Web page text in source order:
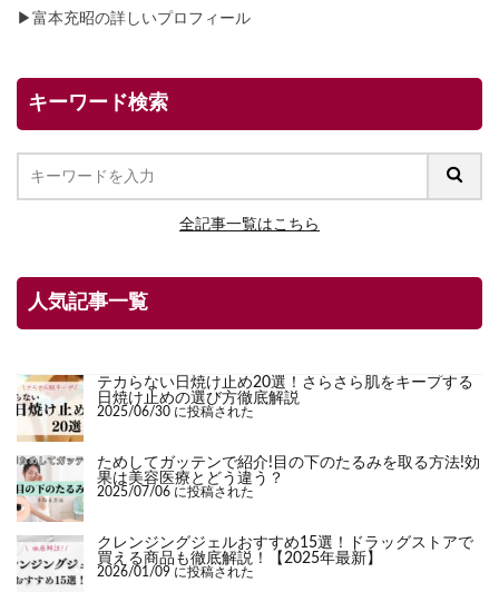
▶ 富本充昭の詳しいプロフィール
キーワード検索
全記事一覧はこちら
人気記事一覧
テカらない日焼け止め20選！さらさら肌をキープする
日焼け止めの選び方徹底解説
2025/06/30 に投稿された
ためしてガッテンで紹介!目の下のたるみを取る方法!効
果は美容医療とどう違う？
2025/07/06 に投稿された
クレンジングジェルおすすめ15選！ドラッグストアで
買える商品も徹底解説！【2025年最新】
2026/01/09 に投稿された